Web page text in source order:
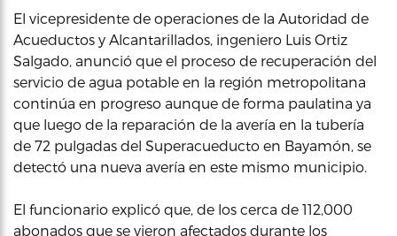
El vicepresidente de operaciones de la Autoridad de
Acueductos y Alcantarillados, ingeniero Luis Ortiz
Salgado, anunció que el proceso de recuperación del
servicio de agua potable en la región metropolitana
continúa en progreso aunque de forma paulatina ya
que luego de la reparación de la avería en la tubería
de 72 pulgadas del Superacueducto en Bayamón, se
detectó una nueva avería en este mismo municipio.
El funcionario explicó que, de los cerca de 112,000
abonados que se vieron afectados durante los